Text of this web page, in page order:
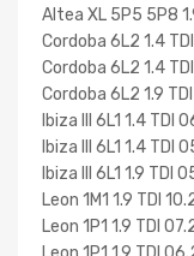
Altea XL 5P5 5P8
Cordoba 6L2 1.4
Cordoba 6L2 1.4
Cordoba 6L2 1.9
Ibiza III 6L1 1.4
Ibiza III 6L1 1.4
Ibiza III 6L1 1.9
Leon 1M1 1.9 TDI
Leon 1P1 1.9 TDI